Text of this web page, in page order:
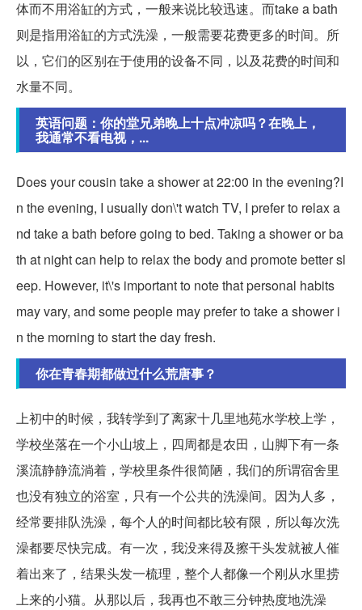
体而不用浴缸的方式，一般来说比较迅速。而take a bath
则是指用浴缸的方式洗澡，一般需要花费更多的时间。所
以，它们的区别在于使用的设备不同，以及花费的时间和
水量不同。
英语问题：你的堂兄弟晚上十点冲凉吗？在晚上，
我通常不看电视，...
Does your cousin take a shower at 22:00 in the evening?I
n the evening, I usually don\'t watch TV, I prefer to relax a
nd take a bath before going to bed. Taking a shower or ba
th at night can help to relax the body and promote better sl
eep. However, it\'s important to note that personal habits
may vary, and some people may prefer to take a shower i
n the morning to start the day fresh.
你在青春期都做过什么荒唐事？
上初中的时候，我转学到了离家十几里地苑水学校上学，
学校坐落在一个小山坡上，四周都是农田，山脚下有一条
溪流静静流淌着，学校里条件很简陋，我们的所谓宿舍里
也没有独立的浴室，只有一个公共的洗澡间。因为人多，
经常要排队洗澡，每个人的时间都比较有限，所以每次洗
澡都要尽快完成。有一次，我没来得及擦干头发就被人催
着出来了，结果头发一梳理，整个人都像一个刚从水里捞
上来的小猫。从那以后，我再也不敢三分钟热度地洗澡